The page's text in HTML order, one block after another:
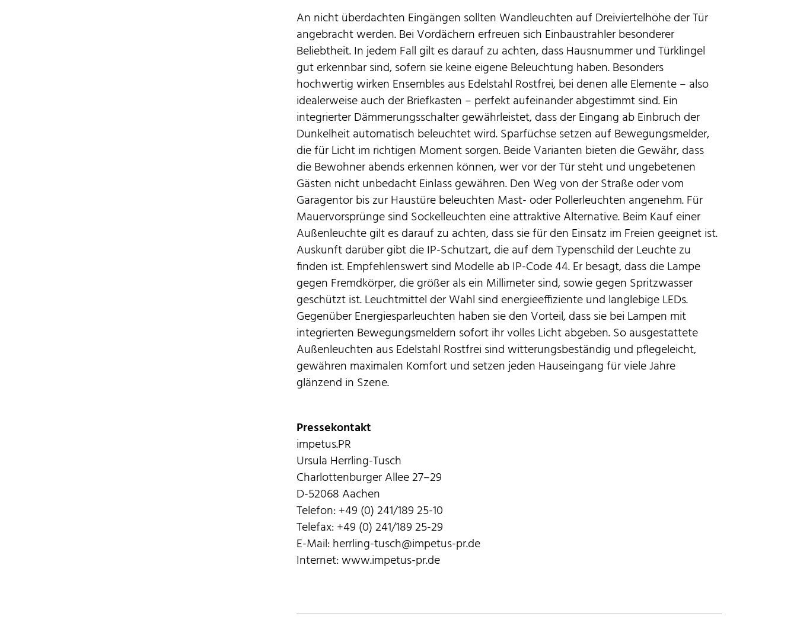
An nicht überdachten Eingängen sollten Wandleuchten auf Dreiviertelhöhe der Tür
angebracht werden. Bei Vordächern erfreuen sich Einbaustrahler besonderer
Beliebtheit. In jedem Fall gilt es darauf zu achten, dass Hausnummer und Türklingel
gut erkennbar sind, sofern sie keine eigene Beleuchtung haben. Besonders
hochwertig wirken Ensembles aus Edelstahl Rostfrei, bei denen alle Elemente – also
idealerweise auch der Briefkasten – perfekt aufeinander abgestimmt sind. Ein
integrierter Dämmerungsschalter gewährleistet, dass der Eingang ab Einbruch der
Dunkelheit automatisch beleuchtet wird. Sparfüchse setzen auf Bewegungsmelder,
die für Licht im richtigen Moment sorgen. Beide Varianten bieten die Gewähr, dass
die Bewohner abends erkennen können, wer vor der Tür steht und ungebetenen
Gästen nicht unbedacht Einlass gewähren. Den Weg von der Straße oder vom
Garagentor bis zur Haustüre beleuchten Mast- oder Pollerleuchten angenehm. Für
Mauervorsprünge sind Sockelleuchten eine attraktive Alternative. Beim Kauf einer
Außenleuchte gilt es darauf zu achten, dass sie für den Einsatz im Freien geeignet ist.
Auskunft darüber gibt die IP-Schutzart, die auf dem Typenschild der Leuchte zu
finden ist. Empfehlenswert sind Modelle ab IP-Code 44. Er besagt, dass die Lampe
gegen Fremdkörper, die größer als ein Millimeter sind, sowie gegen Spritzwasser
geschützt ist. Leuchtmittel der Wahl sind energieeffiziente und langlebige LEDs.
Gegenüber Energiesparleuchten haben sie den Vorteil, dass sie bei Lampen mit
integrierten Bewegungsmeldern sofort ihr volles Licht abgeben. So ausgestattete
Außenleuchten aus Edelstahl Rostfrei sind witterungsbeständig und pflegeleicht,
gewähren maximalen Komfort und setzen jeden Hauseingang für viele Jahre
glänzend in Szene.
Pressekontakt
impetus.PR
Ursula Herrling-Tusch
Charlottenburger Allee 27–29
D-52068 Aachen
Telefon: +49 (0) 241/189 25-10
Telefax: +49 (0) 241/189 25-29
E-Mail: herrling-tusch@impetus-pr.de
Internet: www.impetus-pr.de